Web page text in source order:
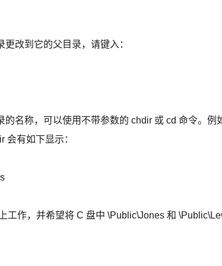
更改到它的父目录，请键入：
的名称，可以使用不带参数的 chdir 或 cd 命令。
会有如下显示：
工作，并希望将 C 盘中 \Public\Jones 和